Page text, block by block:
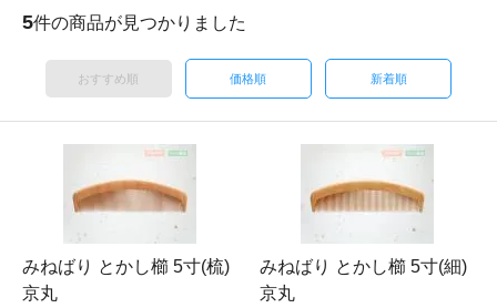
5件の商品が見つかりました
おすすめ順 価格順 新着順
みねばり とかし櫛 5寸(梳)
京丸
みねばり とかし櫛 5寸(細)
京丸